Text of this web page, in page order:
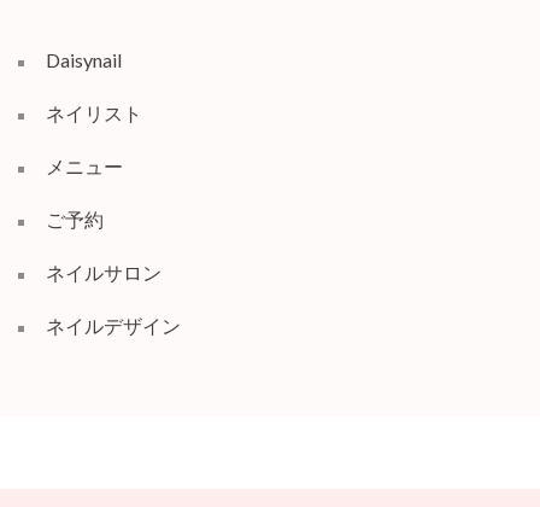
Daisynail
ネイリスト
メニュー
ご予約
ネイルサロン
ネイルデザイン